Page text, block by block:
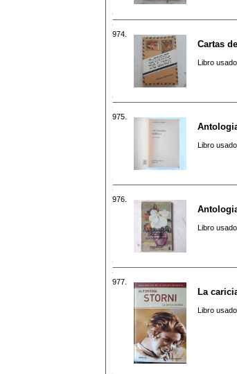
974.
Cartas
Libro
975.
Libro
976.
Libro
977.
La
Libro